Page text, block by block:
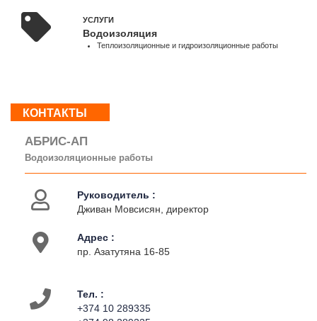
18:00
Вс
О
нас
Контакты
Деятельность
УСЛУГИ
Водоизоляция
Теплоизоляционные и гидроизоляционные работы
КОНТАКТЫ
АБРИС-АП
Водоизоляционные работы
Руководитель :
Дживан Мовсисян, директор
Адрес :
пр. Азатутяна 16-85
Тел. :
+374 10 289335